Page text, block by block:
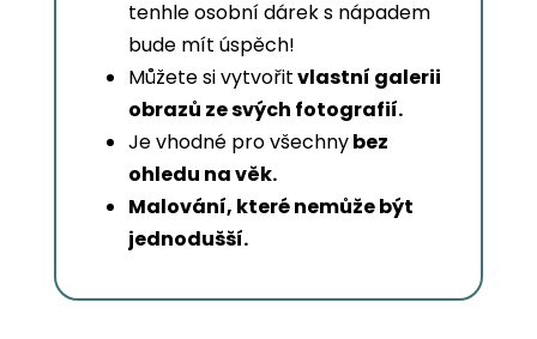
tenhle osobní dárek s nápadem
bude mít úspěch!
Můžete si vytvořitvlastní galerii
obrazů ze svých fotografií.
Je vhodné pro všechnybez
ohledu na věk.
Malování, které nemůže být
jednodušší.